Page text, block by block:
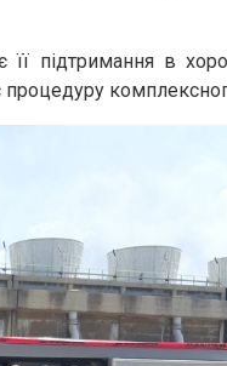
її підтримання в
процедуру